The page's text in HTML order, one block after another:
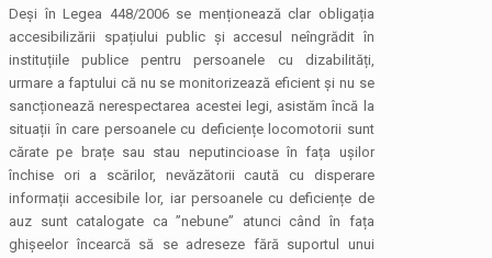
Deși în Legea 448/2006 se menționează clar obligația
accesibilizării spațiului public și accesul neîngrădit în
instituțiile publice pentru persoanele cu dizabilități,
urmare a faptului că nu se monitorizează eficient și nu se
sancționează nerespectarea acestei legi, asistăm încă la
situații în care persoanele cu deficiențe locomotorii sunt
cărate pe brațe sau stau neputincioase în fața ușilor
închise ori a scărilor, nevăzătorii caută cu disperare
informații accesibile lor, iar persoanele cu deficiențe de
auz sunt catalogate ca ”nebune” atunci când în fața
ghișeelor încearcă să se adreseze fără suportul unui